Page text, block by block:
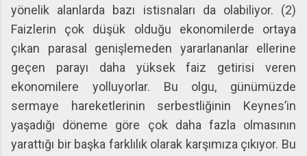
yönelik alanlarda bazı istisnaları da olabiliyor. (2)
Faizlerin çok düşük olduğu ekonomilerde ortaya
çıkan parasal genişlemeden yararlananlar ellerine
geçen parayı daha yüksek faiz getirisi veren
ekonomilere yolluyorlar. Bu olgu, günümüzde
sermaye hareketlerinin serbestliğinin Keynes’in
yaşadığı döneme göre çok daha fazla olmasının
yarattığı bir başka farklılık olarak karşımıza çıkıyor. Bu